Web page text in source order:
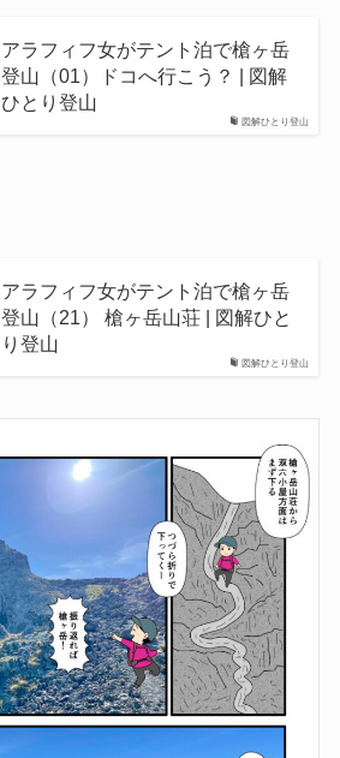
図解ひとり登山
アラフィフ女がテント泊で槍ヶ岳
登山（01）ドコへ行こう？ | 図解
ひとり登山
図解ひとり登山
アラフィフ女がテント泊で槍ヶ岳
登山（21） 槍ヶ岳山荘 | 図解ひと
り登山